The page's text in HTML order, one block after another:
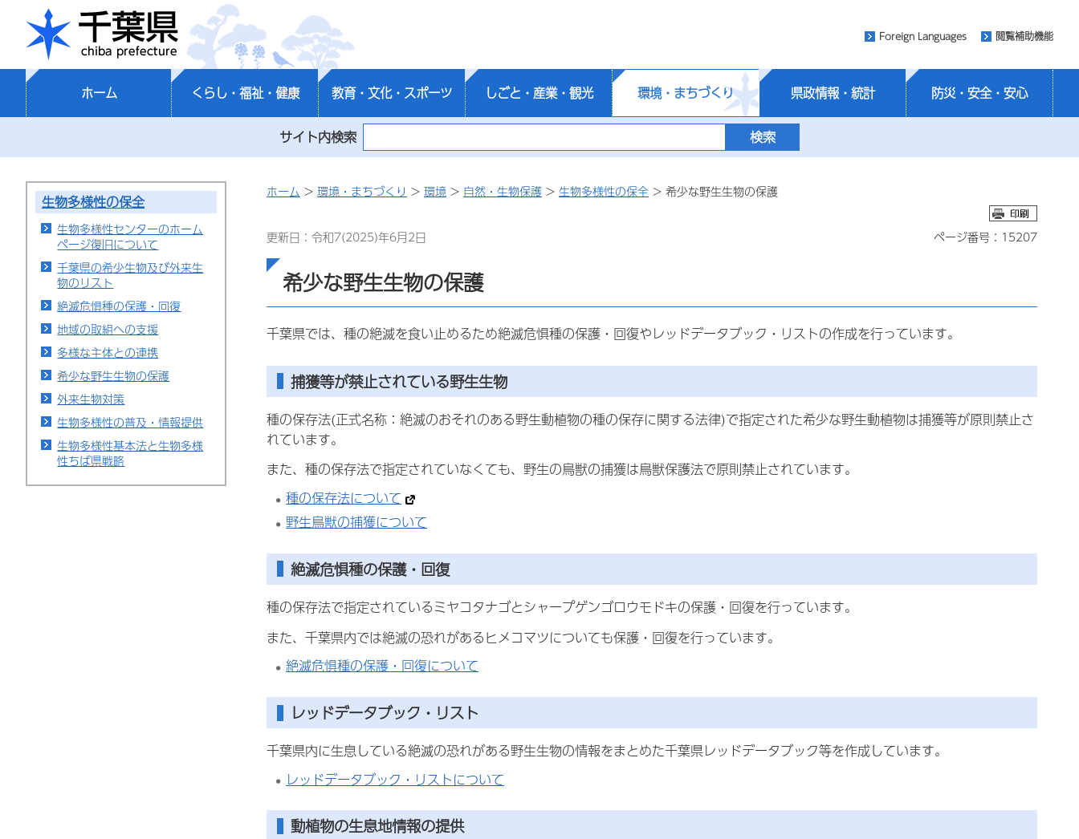
千葉県
Foreign Languages 閲覧補助機能
ホーム くらし・福祉・健康 教育・文化・スポーツ しごと・産業・観光 環境・まちづくり 県政情報・統計 防災・安全・安心
サイト内検索
生物多様性の保全
生物多様性センターのホーム
ページ復旧について
千葉県の希少生物及び外来生
物のリスト
絶滅危惧種の保護・回復
地域の取組への支援
多様な主体との連携
希少な野生生物の保護
外来生物対策
生物多様性の普及・情報提供
生物多様性基本法と生物多様
性ちば県戦略
ホーム > 環境・まちづくり > 環境 > 自然・生物保護 > 生物多様性の保全 > 希少な野生生物の保護
更新日：令和7(2025)年6月2日 ページ番号：15207
希少な野生生物の保護
千葉県では、種の絶滅を食い止めるため絶滅危惧種の保護・回復やレッドデータブック・リストの作成を行っています。
捕獲等が禁止されている野生生物
種の保存法(正式名称：絶滅のおそれのある野生動植物の種の保存に関する法律)で指定された希少な野生動植物は捕獲等が原則禁止さ
れています。
また、種の保存法で指定されていなくても、野生の鳥獣の捕獲は鳥獣保護法で原則禁止されています。
種の保存法について
野生鳥獣の捕獲について
絶滅危惧種の保護・回復
種の保存法で指定されているミヤコタナゴとシャープゲンゴロウモドキの保護・回復を行っています。
また、千葉県内では絶滅の恐れがあるヒメコマツについても保護・回復を行っています。
絶滅危惧種の保護・回復について
レッドデータブック・リスト
千葉県内に生息している絶滅の恐れがある野生生物の情報をまとめた千葉県レッドデータブック等を作成しています。
レッドデータブック・リストについて
動植物の生息地情報の提供